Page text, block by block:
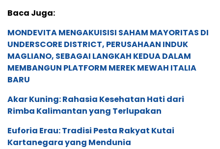
Baca Juga:
MONDEVITA MENGAKUISISI SAHAM MAYORITAS DI
UNDERSCORE DISTRICT, PERUSAHAAN INDUK
MAGLIANO, SEBAGAI LANGKAH KEDUA DALAM
MEMBANGUN PLATFORM MEREK MEWAH ITALIA
BARU
Akar Kuning: Rahasia Kesehatan Hati dari
Rimba Kalimantan yang Terlupakan
Euforia Erau: Tradisi Pesta Rakyat Kutai
Kartanegara yang Mendunia